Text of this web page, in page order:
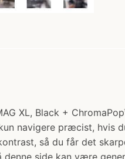
XL, Black +
navigere præcist, hvis
så du får det
denne side kan være